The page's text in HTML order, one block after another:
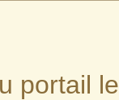
portail